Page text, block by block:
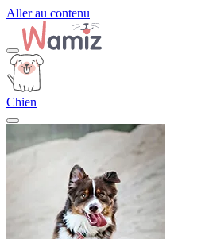
Aller au contenu
Chien